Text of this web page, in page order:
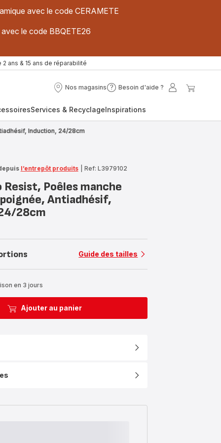
avec le code CERAMETE
le code BBQETE26
2 ans & 15 ans de réparabilité
Nos magasins
Nos
Besoin d'aide ?
Besoin
?
Mon
Services & RecyclageInspirations
Induction, 24/28cm
l’entrepôt produits Ref: L3979102
Resist, Poêles manche
Antiadhésif,
28cm
Guide des tailles
en 3 jours
Ajouter au panier